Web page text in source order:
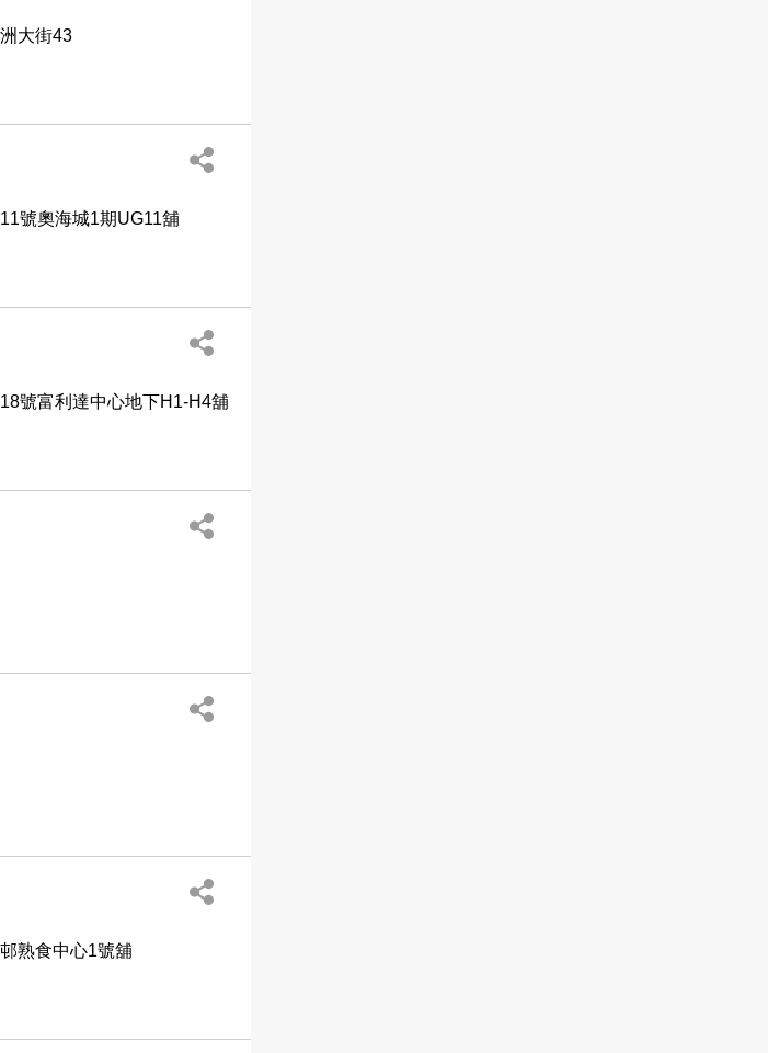
大街43
號奧海城1期UG11舖
號富利達中心地下H1-H4舖
熟食中心1號舖